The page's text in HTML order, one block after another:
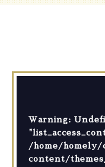
Warning:
/home/homely/
content/